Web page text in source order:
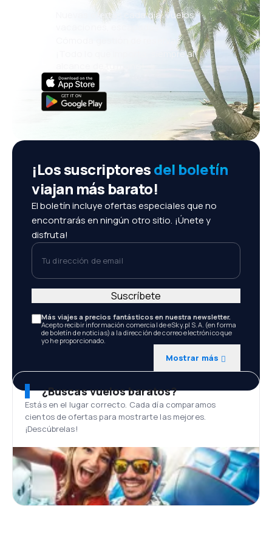
Nuevas ofertas cada día: vuelos,
vacaciones, escapadas
Cómoda gestión de reservas
¡Todo lo que importa, siempre al
¡Los suscriptoresdel boletín
viajan más barato!
El boletín incluye ofertas especiales que no
encontrarás en ningún otro sitio. ¡Únete y
disfruta!
Tu dirección de email
Más viajes a precios fantásticos en nuestra newsletter.
Acepto recibir información comercial de eSky.pl S.A. (en forma
de boletín de noticias) a la dirección de correo electrónico que
yo he proporcionado.
Mostrar más
Suscríbete
¿Buscas vuelos baratos?
Estás en el lugar correcto. Cada día comparamos
cientos de ofertas para mostrarte las mejores.
¡Descúbrelas!